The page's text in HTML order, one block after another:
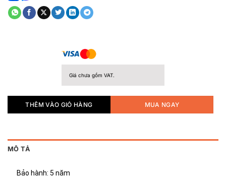
5
sao
Giá chưa gồm VAT.
THÊM VÀO GIỎ HÀNG MUA NGAY
MÔ TẢ
Bảo hành: 5 năm